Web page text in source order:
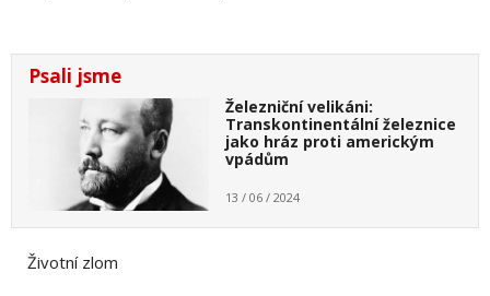
Psali jsme
Železniční velikáni:
Transkontinentální železnice
jako hráz proti americkým
vpádům
13 / 06 / 2024
Životní zlom